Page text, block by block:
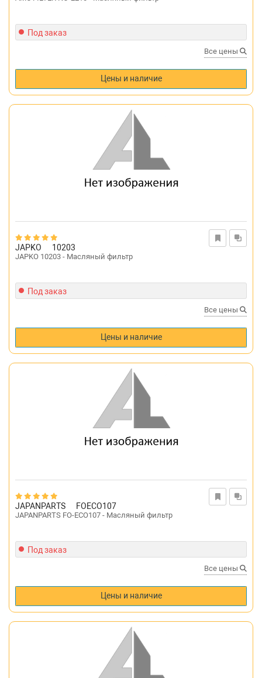
Под заказ
Все цены
Цены и наличие
JAPKO 10203
JAPKO 10203 - Масляный фильтр
Под заказ
Все цены
Цены и наличие
JAPANPARTS FOECO107
JAPANPARTS FO-ECO107 - Масляный фильтр
Под заказ
Все цены
Цены и наличие